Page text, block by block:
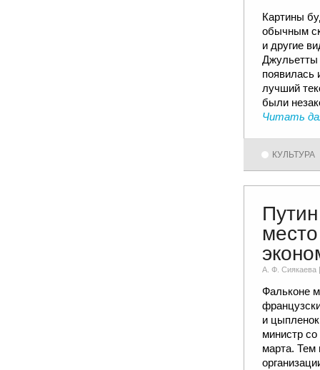
Картины
обычным
и другие
Джульетты
появилась
лучший
были
Читать
КУЛЬТУРА
А. Ф. Сиякаевa
Фальконе
и
министр
марта. Тем